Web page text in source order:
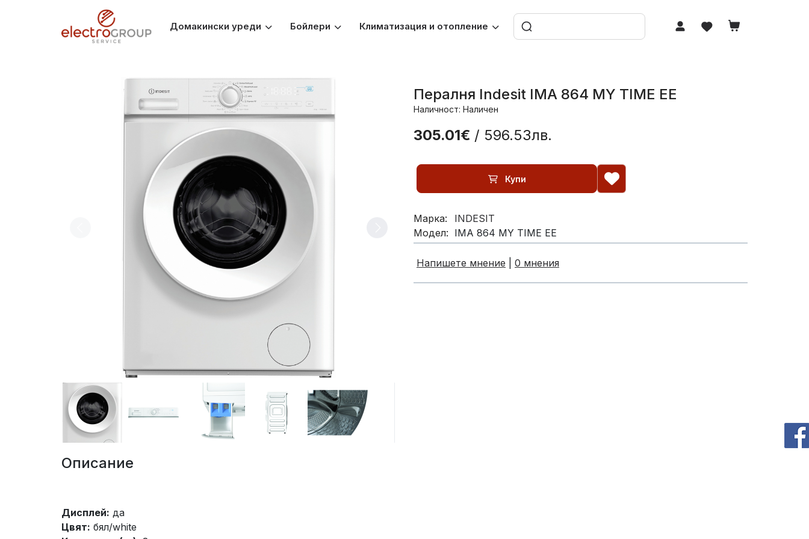
Домакински уреди Бойлери Климатизация и отопление
Пералня Indesit IMA 864 MY TIME EE
Наличност: Наличен
305.01€ / 596.53лв.
Купи
Марка:
INDESIT
Модел: IMA 864 MY TIME EE
Напишете мнение 0 мнения
Описание
Дисплей: да
Цвят: бял/white